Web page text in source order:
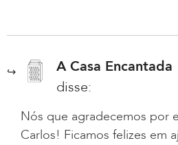
A Casa Encantada
disse:
Nós que agradecemos por
Carlos! Ficamos felizes em